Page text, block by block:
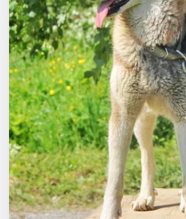
Города
Площадки
Артисты
Рейтинги